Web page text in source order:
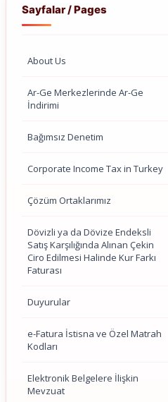
Sayfalar / Pages
About Us
Ar-Ge Merkezlerinde Ar-Ge
İndirimi
Bağımsız Denetim
Corporate Income Tax in Turkey
Çözüm Ortaklarımız
Dövizli ya da Dövize Endeksli
Satış Karşılığında Alınan Çekin
Ciro Edilmesi Halinde Kur Farkı
Faturası
Duyurular
e-Fatura İstisna ve Özel Matrah
Kodları
Elektronik Belgelere İlişkin
Mevzuat